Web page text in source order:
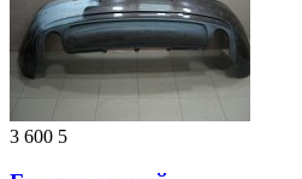
3 600 5